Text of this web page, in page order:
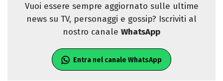
Vuoi essere sempre aggiornato sulle ultime
news su TV, personaggi e gossip? Iscriviti al
nostro canale WhatsApp
Entra nel canale WhatsApp